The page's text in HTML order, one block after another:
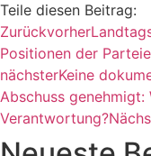
Teile diesen Beitrag:
Zurückvorher
Positionen der
nächsterKeine
Abschuss
Verantwortung?